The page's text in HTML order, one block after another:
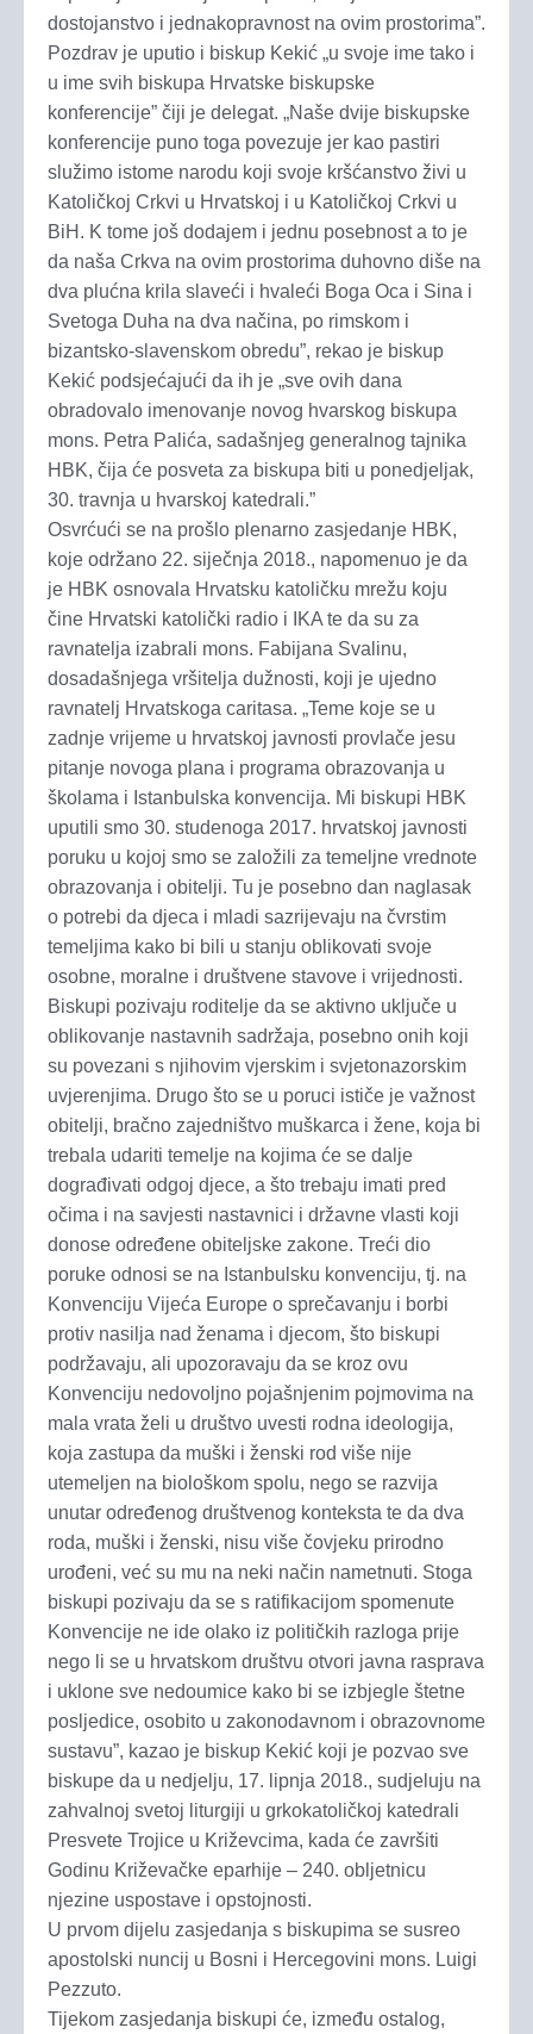
dostojanstvo i jednakopravnost na ovim prostorima”.
Pozdrav je uputio i biskup Kekić „u svoje ime tako i
u ime svih biskupa Hrvatske biskupske
konferencije” čiji je delegat. „Naše dvije biskupske
konferencije puno toga povezuje jer kao pastiri
služimo istome narodu koji svoje kršćanstvo živi u
Katoličkoj Crkvi u Hrvatskoj i u Katoličkoj Crkvi u
BiH. K tome još dodajem i jednu posebnost a to je
da naša Crkva na ovim prostorima duhovno diše na
dva plućna krila slaveći i hvaleći Boga Oca i Sina i
Svetoga Duha na dva načina, po rimskom i
bizantsko-slavenskom obredu”, rekao je biskup
Kekić podsjećajući da ih je „sve ovih dana
obradovalo imenovanje novog hvarskog biskupa
mons. Petra Palića, sadašnjeg generalnog tajnika
HBK, čija će posveta za biskupa biti u ponedjeljak,
30. travnja u hvarskoj katedrali.”
Osvrćući se na prošlo plenarno zasjedanje HBK,
koje održano 22. siječnja 2018., napomenuo je da
je HBK osnovala Hrvatsku katoličku mrežu koju
čine Hrvatski katolički radio i IKA te da su za
ravnatelja izabrali mons. Fabijana Svalinu,
dosadašnjega vršitelja dužnosti, koji je ujedno
ravnatelj Hrvatskoga caritasa. „Teme koje se u
zadnje vrijeme u hrvatskoj javnosti provlače jesu
pitanje novoga plana i programa obrazovanja u
školama i Istanbulska konvencija. Mi biskupi HBK
uputili smo 30. studenoga 2017. hrvatskoj javnosti
poruku u kojoj smo se založili za temeljne vrednote
obrazovanja i obitelji. Tu je posebno dan naglasak
o potrebi da djeca i mladi sazrijevaju na čvrstim
temeljima kako bi bili u stanju oblikovati svoje
osobne, moralne i društvene stavove i vrijednosti.
Biskupi pozivaju roditelje da se aktivno uključe u
oblikovanje nastavnih sadržaja, posebno onih koji
su povezani s njihovim vjerskim i svjetonazorskim
uvjerenjima. Drugo što se u poruci ističe je važnost
obitelji, bračno zajedništvo muškarca i žene, koja bi
trebala udariti temelje na kojima će se dalje
dograđivati odgoj djece, a što trebaju imati pred
očima i na savjesti nastavnici i državne vlasti koji
donose određene obiteljske zakone. Treći dio
poruke odnosi se na Istanbulsku konvenciju, tj. na
Konvenciju Vijeća Europe o sprečavanju i borbi
protiv nasilja nad ženama i djecom, što biskupi
podržavaju, ali upozoravaju da se kroz ovu
Konvenciju nedovoljno pojašnjenim pojmovima na
mala vrata želi u društvo uvesti rodna ideologija,
koja zastupa da muški i ženski rod više nije
utemeljen na biološkom spolu, nego se razvija
unutar određenog društvenog konteksta te da dva
roda, muški i ženski, nisu više čovjeku prirodno
urođeni, već su mu na neki način nametnuti. Stoga
biskupi pozivaju da se s ratifikacijom spomenute
Konvencije ne ide olako iz političkih razloga prije
nego li se u hrvatskom društvu otvori javna rasprava
i uklone sve nedoumice kako bi se izbjegle štetne
posljedice, osobito u zakonodavnom i obrazovnome
sustavu”, kazao je biskup Kekić koji je pozvao sve
biskupe da u nedjelju, 17. lipnja 2018., sudjeluju na
zahvalnoj svetoj liturgiji u grkokatoličkoj katedrali
Presvete Trojice u Križevcima, kada će završiti
Godinu Križevačke eparhije – 240. obljetnicu
njezine uspostave i opstojnosti.
U prvom dijelu zasjedanja s biskupima se susreo
apostolski nuncij u Bosni i Hercegovini mons. Luigi
Pezzuto.
Tijekom zasjedanja biskupi će, između ostalog,